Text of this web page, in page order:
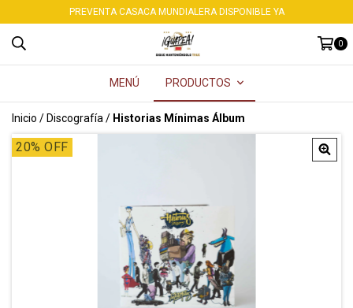
PREVENTA CASACA MUNDIALERA DISPONIBLE YA
0
MENÚ PRODUCTOS
Inicio / Discografía / Historias Mínimas Álbum
20% OFF